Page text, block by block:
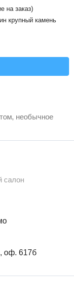
на заказ)
крупный камень
необычное
салон
оф. 617б